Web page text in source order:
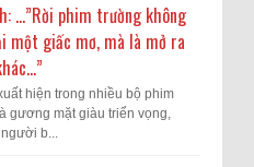
…”Rời phim trường không
một giấc mơ, mà là mở ra
hiện trong nhiều bộ phim
gương mặt giàu triển vọng,
b...